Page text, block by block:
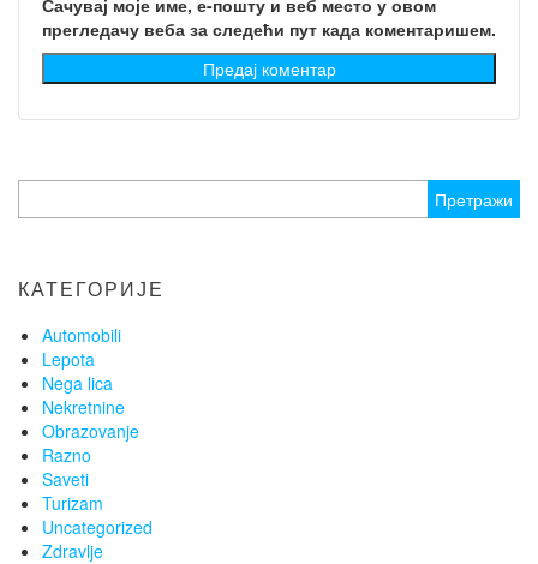
Сачувај моје име, е-пошту и веб место у овом
прегледачу веба за следећи пут када коментаришем.
за:
КАТЕГОРИЈЕ
Automobili
Lepota
Nega lica
Nekretnine
Obrazovanje
Razno
Saveti
Turizam
Uncategorized
Zdravlje